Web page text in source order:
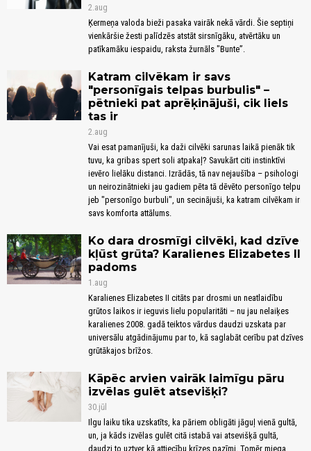
2.aug
Ķermeņa valoda bieži pasaka vairāk nekā vārdi. Šie septiņi
vienkāršie žesti palīdzēs atstāt sirsnīgāku, atvērtāku un
patīkamāku iespaidu, raksta žurnāls "Bunte”.
Katram cilvēkam ir savs
"personīgais telpas burbulis" –
pētnieki pat aprēķinājuši, cik liels
tas ir
2.aug
Vai esat pamanījuši, ka daži cilvēki sarunas laikā pienāk tik
tuvu, ka gribas spert soli atpakaļ? Savukārt citi instinktīvi
ievēro lielāku distanci. Izrādās, tā nav nejaušība – psihologi
un neirozinātnieki jau gadiem pēta tā dēvēto personīgo telpu
jeb "personīgo burbuli", un secinājuši, ka katram cilvēkam ir
savs komforta attālums.
Ko dara drosmīgi cilvēki, kad dzīve
kļūst grūta? Karalienes Elizabetes II
padoms
1.aug
Karalienes Elizabetes II citāts par drosmi un neatlaidību
grūtos laikos ir ieguvis lielu popularitāti – nu jau nelaiķes
karalienes 2008. gadā teiktos vārdus daudzi uzskata par
universālu atgādinājumu par to, kā saglabāt cerību pat dzīves
grūtākajos brīžos.
Kāpēc arvien vairāk laimīgu pāru
izvēlas gulēt atsevišķi?
30.jūl
Ilgu laiku tika uzskatīts, ka pāriem obligāti jāguļ vienā gultā,
un, ja kāds izvēlas gulēt citā istabā vai atsevišķā gultā,
daudzi to uztver kā attiecību krīzes pazīmi. Tomēr miega